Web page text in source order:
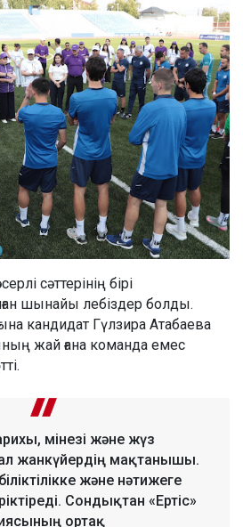
сәттерінің бірі
шынайы лебіздер болды.
кандидат Гүлзира Атабаева
жай ғана команда емес
мінезі және жүз
жанкүйердің мақтанышы.
және нәтижеге
Сондықтан «Ертіс»
ортақ